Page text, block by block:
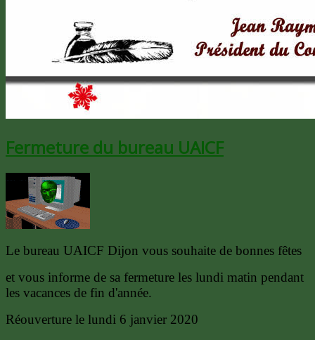
Fermeture du bureau UAICF
Le bureau UAICF Dijon vous souhaite de bonnes fêtes
et vous informe de sa fermeture les lundi matin pendant
les vacances de fin d'année.
Réouverture le lundi 6 janvier 2020